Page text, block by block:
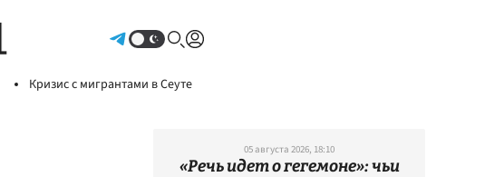
Кризис с мигрантами в Сеуте
05 августа 2026, 18:10
«Речь идет о гегемоне»: чьи